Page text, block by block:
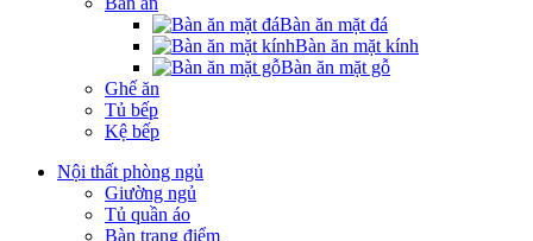
Bàn ăn mặt đá
Bàn ăn mặt kính
Bàn ăn mặt gỗ
Ghế ăn
Tủ bếp
Kệ bếp
Nội thất phòng ngủ
Giường ngủ
Tủ quần áo
Bàn trang điểm